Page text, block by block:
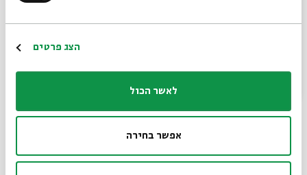
הצג פרטים
לאשר הכול
אפשר בחירה
האימננטיות האלוהית